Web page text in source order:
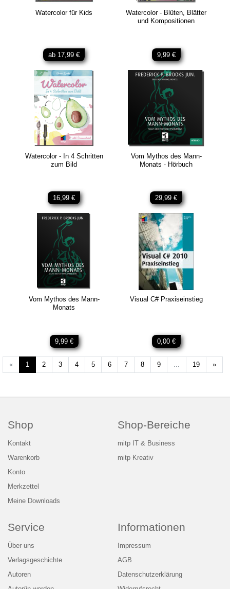
Watercolor für Kids
ab 17,99 €
Watercolor - Blüten, Blätter
und Kompositionen
9,99 €
Watercolor - In 4 Schritten
zum Bild
16,99 €
Vom Mythos des Mann-
Monats - Hörbuch
29,99 €
Vom Mythos des Mann-
Monats
9,99 €
Visual C# Praxiseinstieg
0,00 €
« 1 2 3 4 5 6 7 8 9 ... 19 »
Shop
Kontakt
Warenkorb
Konto
Merkzettel
Meine Downloads
Shop-Bereiche
mitp IT & Business
mitp Kreativ
Service
Über uns
Verlagsgeschichte
Autoren
Informationen
Impressum
AGB
Datenschutzerklärung